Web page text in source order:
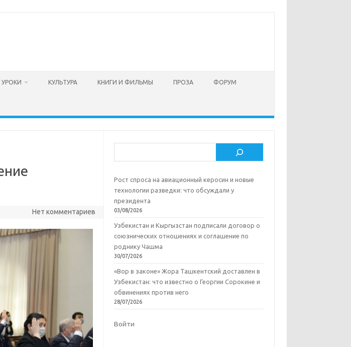
УРОКИ КУЛЬТУРА КНИГИ И ФИЛЬМЫ ПРОЗА ФОРУМ
Нет комментариев
Рост спроса на авиационный керосин и новые
технологии разведки: что обсуждали у
президента
03/08/2026
Узбекистан и Кыргызстан подписали договор о
союзнических отношениях и соглашение по
роднику Чашма
30/07/2026
«Вор в законе» Жора Ташкентский доставлен в
Узбекистан: что известно о Георгии Сорокине и
обвинениях против него
28/07/2026
Войти